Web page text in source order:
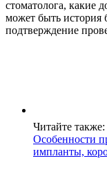
стоматолога, какие
может быть история
подтверждение
Читайте также:
Особенности
импланты,